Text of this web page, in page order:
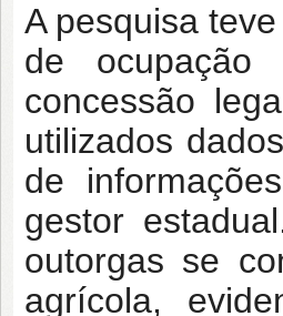
A pesquisa
de
concessão
utilizados
de
gestor
outorgas se
agrícola,